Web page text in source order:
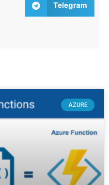
Telegram
AZURE